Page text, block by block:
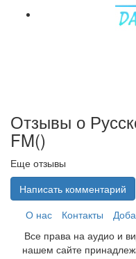
Отзывы о
FM()
Еще отзывы
Написать комментарий
О нас
Контакты
Все права на аудио и
нашем сайте